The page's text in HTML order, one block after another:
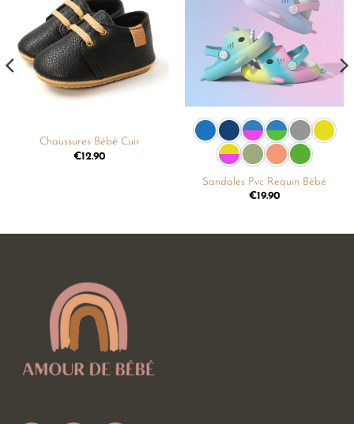
à la
liste de
souhaits
Chaussures Bébé Cuir
€12.90
Ajouter
liste de
Sandales Pvc Requin Bébé
€19.90